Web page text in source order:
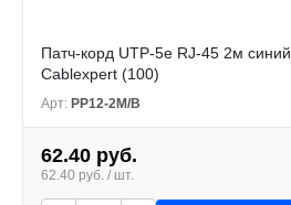
Патч-корд UTP-5e RJ-45 2м синий
Cablexpert (100)
Арт: PP12-2M/B
62.40 руб.
62.40 руб. / шт.